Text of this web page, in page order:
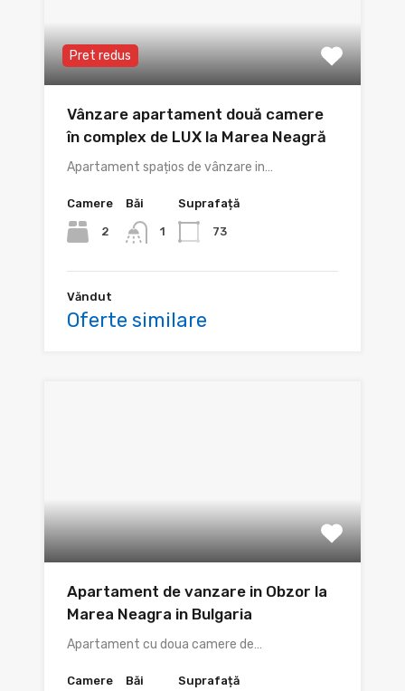
Pret redus
Vânzare apartament două camere
în complex de LUX la Marea Neagră
Apartament spațios de vânzare in…
Camere
2
Băi
1
Suprafață
73
Văndut
Oferte similare
Apartament de vanzare in Obzor la
Marea Neagra in Bulgaria
Apartament cu doua camere de…
Camere Băi Suprafață